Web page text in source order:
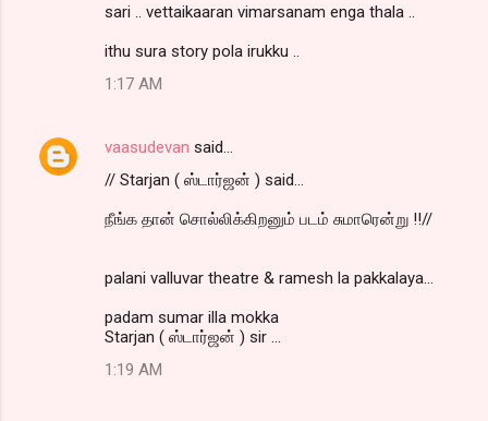
sari .. vettaikaaran vimarsanam enga thala ..
ithu sura story pola irukku ..
1:17 AM
vaasudevan said…
// Starjan ( ஸ்டார்ஜன் ) said...
நீங்க தான் சொல்லிக்கிறனும் படம் சுமாரென்று !!//
palani valluvar theatre & ramesh la pakkalaya...
padam sumar illa mokka
Starjan ( ஸ்டார்ஜன் ) sir ...
1:19 AM